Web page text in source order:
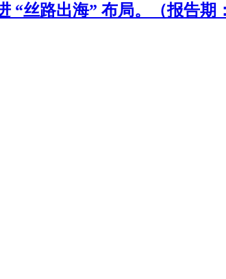
路出海” 布局。（报告期：